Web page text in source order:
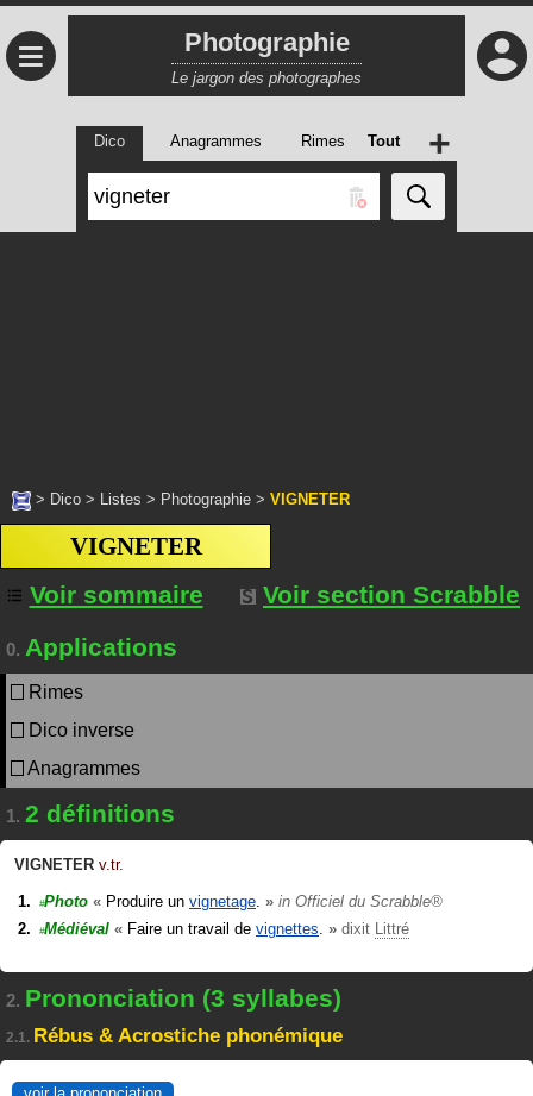
≡ Photographie
Le jargon des photographes
Dico Anagrammes Rimes Tout +
> Dico > Listes > Photographie > VIGNETER
VIGNETER
Voir sommaire
Voir section Scrabble
0. Applications
Rimes
Dico inverse
Anagrammes
1. 2 définitions
VIGNETER v.tr.
#Photo « Produire un vignetage. » in Officiel du Scrabble®
#Médiéval « Faire un travail de vignettes. » dixit Littré
2. Prononciation (3 syllabes)
2.1. Rébus & Acrostiche phonémique